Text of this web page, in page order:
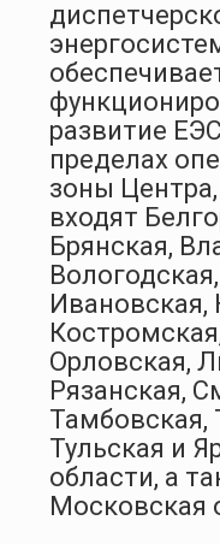
развитие
пределах
зоны
входят
Брянская,
Ивановская,
Орловская,
Рязанская,
Тамбовская,
Тульская и
области, а
Московская